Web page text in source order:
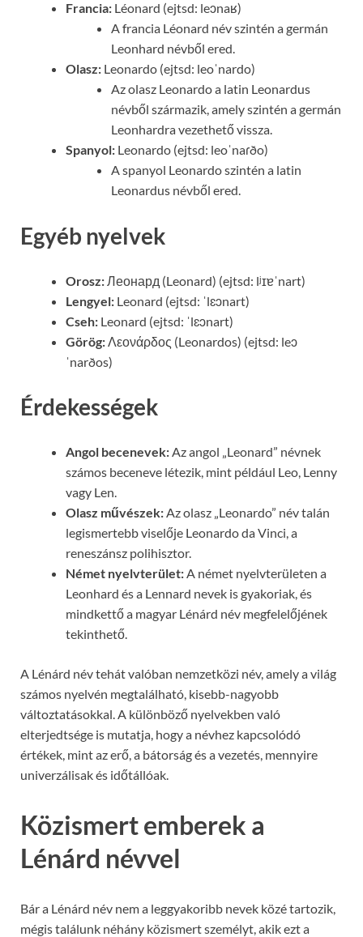
Francia: Léonard (ejtsd: leɔnaʁ)
A francia Léonard név szintén a germán
Leonhard névből ered.
Olasz: Leonardo (ejtsd: leoˈnardo)
Az olasz Leonardo a latin Leonardus
névből származik, amely szintén a germán
Leonhardra vezethető vissza.
Spanyol: Leonardo (ejtsd: leoˈnaɾðo)
A spanyol Leonardo szintén a latin
Leonardus névből ered.
Egyéb nyelvek
Orosz:Леонард (Leonard) (ejtsd: lʲɪɐˈnart)
Lengyel: Leonard (ejtsd: ˈlɛɔnart)
Cseh: Leonard (ejtsd: ˈlɛɔnart)
Görög:Λεονάρδος (Leonardos) (ejtsd: leɔ
ˈnarðos)
Érdekességek
Angol becenevek:Az angol „Leonard” névnek
számos beceneve létezik, mint például Leo, Lenny
vagy Len.
Olasz művészek:Az olasz „Leonardo” név talán
legismertebb viselője Leonardo da Vinci, a
reneszánsz polihisztor.
Német nyelvterület:A német nyelvterületen a
Leonhard és a Lennard nevek is gyakoriak, és
mindkettő a magyar Lénárd név megfelelőjének
tekinthető.
A Lénárd név tehát valóban nemzetközi név, amely a világ
számos nyelvén megtalálható, kisebb-nagyobb
változtatásokkal. A különböző nyelvekben való
elterjedtsége is mutatja, hogy a névhez kapcsolódó
értékek, mint az erő, a bátorság és a vezetés, mennyire
univerzálisak és időtállóak.
Közismert emberek a
Lénárd névvel
Bár a Lénárd név nem a leggyakoribb nevek közé tartozik,
mégis találunk néhány közismert személyt, akik ezt a